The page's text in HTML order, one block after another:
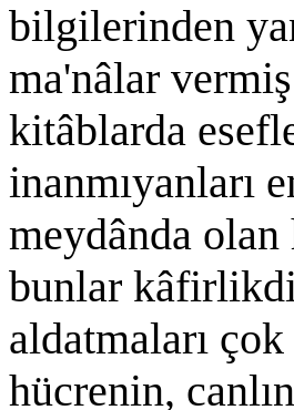
bilgilerinden
ma'nâlar
kitâblarda
inanmıyanları
meydânda
bunlar
aldatmaları
hücrenin,